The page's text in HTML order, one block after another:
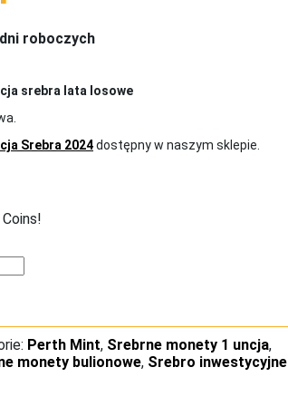
roboczych
srebra lata losowe
Srebra 2024dostępny w naszym sklepie.
Perth Mint, Srebrne monety 1 uncja,
monety bulionowe, Srebro inwestycyjne